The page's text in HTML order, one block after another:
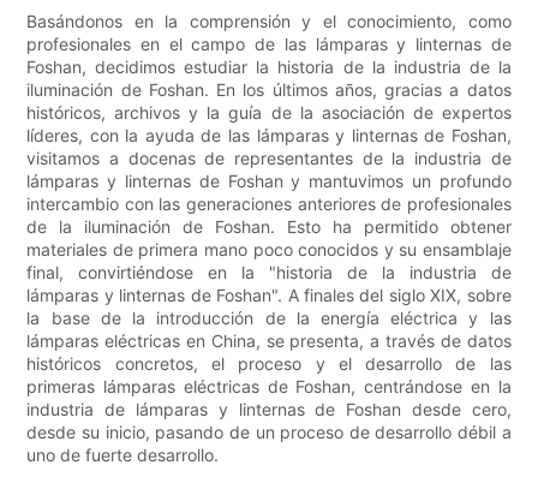
Basándonos en la comprensión y el conocimiento, como
profesionales en el campo de las lámparas y linternas de
Foshan, decidimos estudiar la historia de la industria de la
iluminación de Foshan. En los últimos años, gracias a datos
históricos, archivos y la guía de la asociación de expertos
líderes, con la ayuda de las lámparas y linternas de Foshan,
visitamos a docenas de representantes de la industria de
lámparas y linternas de Foshan y mantuvimos un profundo
intercambio con las generaciones anteriores de profesionales
de la iluminación de Foshan. Esto ha permitido obtener
materiales de primera mano poco conocidos y su ensamblaje
final, convirtiéndose en la "historia de la industria de
lámparas y linternas de Foshan". A finales del siglo XIX, sobre
la base de la introducción de la energía eléctrica y las
lámparas eléctricas en China, se presenta, a través de datos
históricos concretos, el proceso y el desarrollo de las
primeras lámparas eléctricas de Foshan, centrándose en la
industria de lámparas y linternas de Foshan desde cero,
desde su inicio, pasando de un proceso de desarrollo débil a
uno de fuerte desarrollo.